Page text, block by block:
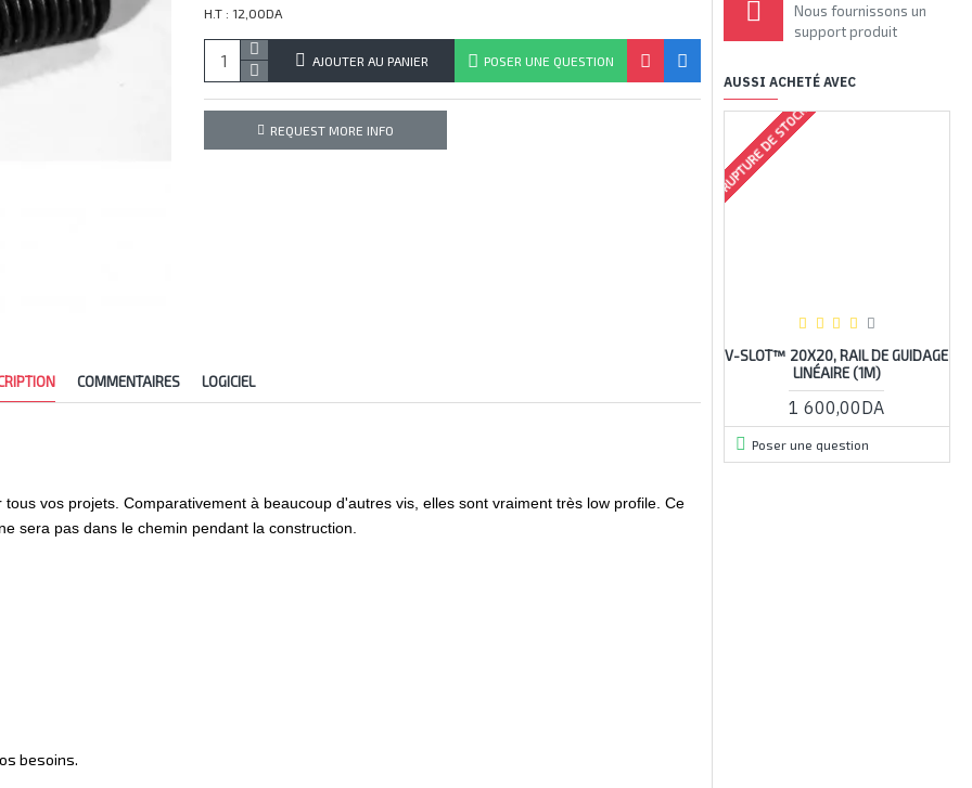
H.T : 12,00DA
AJOUTER AU PANIER POSER UNE QUESTION
REQUEST MORE INFO
COMMENTAIRES LOGICIEL
vos projets. Comparativement à beaucoup d'autres vis, elles sont vraiment très low profile. Ce
sera pas dans le chemin pendant la construction.
besoins.
Nous fournissons un
support produit
AUSSI ACHETÉ AVEC
RUPTURE DE STOCK
V-SLOT™ 20X20, RAIL DE GUIDAGE
LINÉAIRE (1M)
1 600,00DA
Poser une question